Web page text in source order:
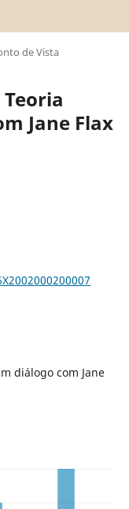
de Vista
Jane Flax
diálogo com Jane